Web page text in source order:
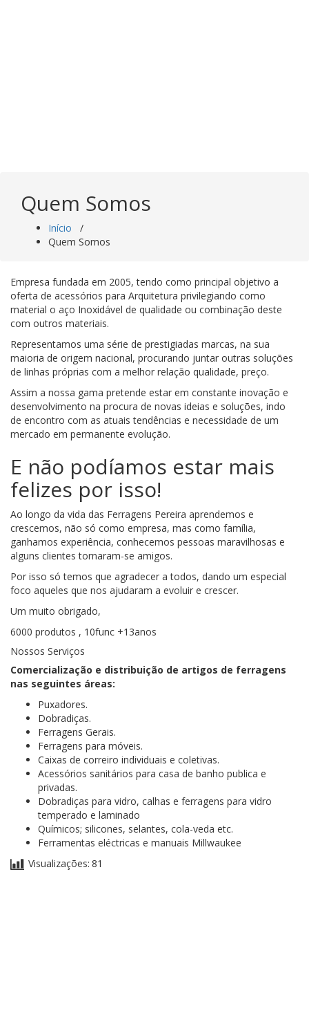
Quem Somos
Início /
Quem Somos
Empresa fundada em 2005, tendo como principal objetivo a
oferta de acessórios para Arquitetura privilegiando como
material o aço Inoxidável de qualidade ou combinação deste
com outros materiais.
Representamos uma série de prestigiadas marcas, na sua
maioria de origem nacional, procurando juntar outras soluções
de linhas próprias com a melhor relação qualidade, preço.
Assim a nossa gama pretende estar em constante inovação e
desenvolvimento na procura de novas ideias e soluções, indo
de encontro com as atuais tendências e necessidade de um
mercado em permanente evolução.
E não podíamos estar mais
felizes por isso!
Ao longo da vida das Ferragens Pereira aprendemos e
crescemos, não só como empresa, mas como família,
ganhamos experiência, conhecemos pessoas maravilhosas e
alguns clientes tornaram-se amigos.
Por isso só temos que agradecer a todos, dando um especial
foco aqueles que nos ajudaram a evoluir e crescer.
Um muito obrigado,
6000 produtos , 10func +13anos
Nossos Serviços
Comercialização e distribuição de artigos de ferragens
nas seguintes áreas:
Puxadores.
Dobradiças.
Ferragens Gerais.
Ferragens para móveis.
Caixas de correiro individuais e coletivas.
Acessórios sanitários para casa de banho publica e
privadas.
Dobradiças para vidro, calhas e ferragens para vidro
temperado e laminado
Químicos; silicones, selantes, cola-veda etc.
Ferramentas eléctricas e manuais Millwaukee
Visualizações: 81